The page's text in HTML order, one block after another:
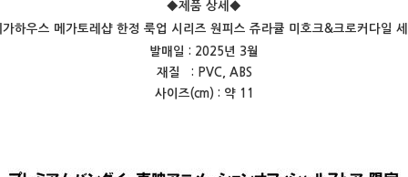
◆제품 상세 ◆
가하우스 메가토레샵 한정 룩업 시리즈 원피스 쥬라큘 미호크&크로커다일
발매일 : 2025년 3월
재질 : PVC, ABS
사이즈(cm) : 약 11